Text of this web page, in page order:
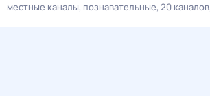
местные каналы познавательные 20 каналов